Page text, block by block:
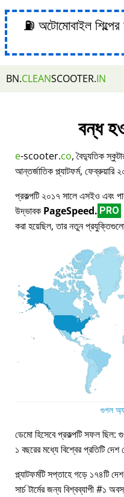
⛽ অটোমোবাইল
BN.CLEANSCOOTER.IN
বন্ধ
e-scooter.co, বৈদ্যুতিক
আন্তর্জাতিক প্ল্যাটফর্ম, ফেব্রুয়ারি
প্রকল্পটি ২০১৭ সালে এসইও এবং
উদ্ভাবক PageSpeed. PRO
করা হয়েছিল, তার নতুন
গুগল
ডেমো হিসেবে প্রকল্পটি সফল ছিল:
১ বছরের মধ্যে বিশ্বের প্রতিটি দেশ
প্ল্যাটফর্মটি সপ্তাহে গড়ে ১৭৪টি
সার্চ টার্মের জন্য বিশ্বব্যাপী #১